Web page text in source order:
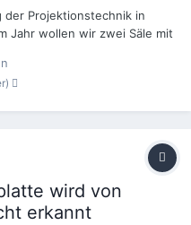
Projektionstechnik in
Jahr wollen wir zwei Säle mit
wird von
erkannt